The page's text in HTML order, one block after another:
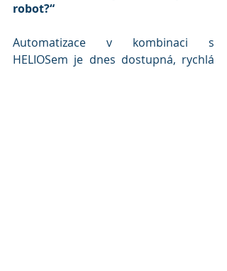
robot?“
Automatizace v kombinaci s
HELIOSem je dnes dostupná, rychlá